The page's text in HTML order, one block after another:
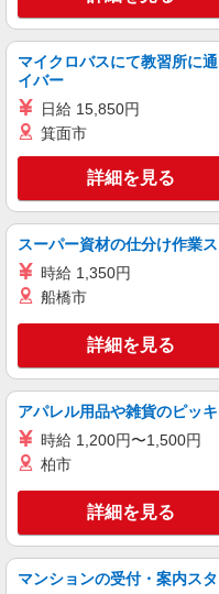
株式会社マルエス
一般事務
時給
東京
アルバイト パート 職業紹介
株式会社フルキャスト東京支
仕分け シ
東京都
キープ
アルバイト パート 職業紹介
株式会社フルキャスト東京支
＼大人気
ントスタ
時給
東京都
マイクロバスにて教習所に
イバー
日給 15,850円
箕面市
詳細を見る
スーパー資材の仕分け作業
時給 1,350円
船橋市
詳細を見る
アパレル用品や雑貨のピッ
時給 1,200円〜1,500円
柏市
詳細を見る
マンションの受付・案内ス